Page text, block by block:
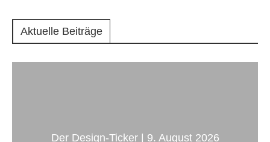
Aktuelle Beiträge
Der Design-Ticker | 9. August 2026